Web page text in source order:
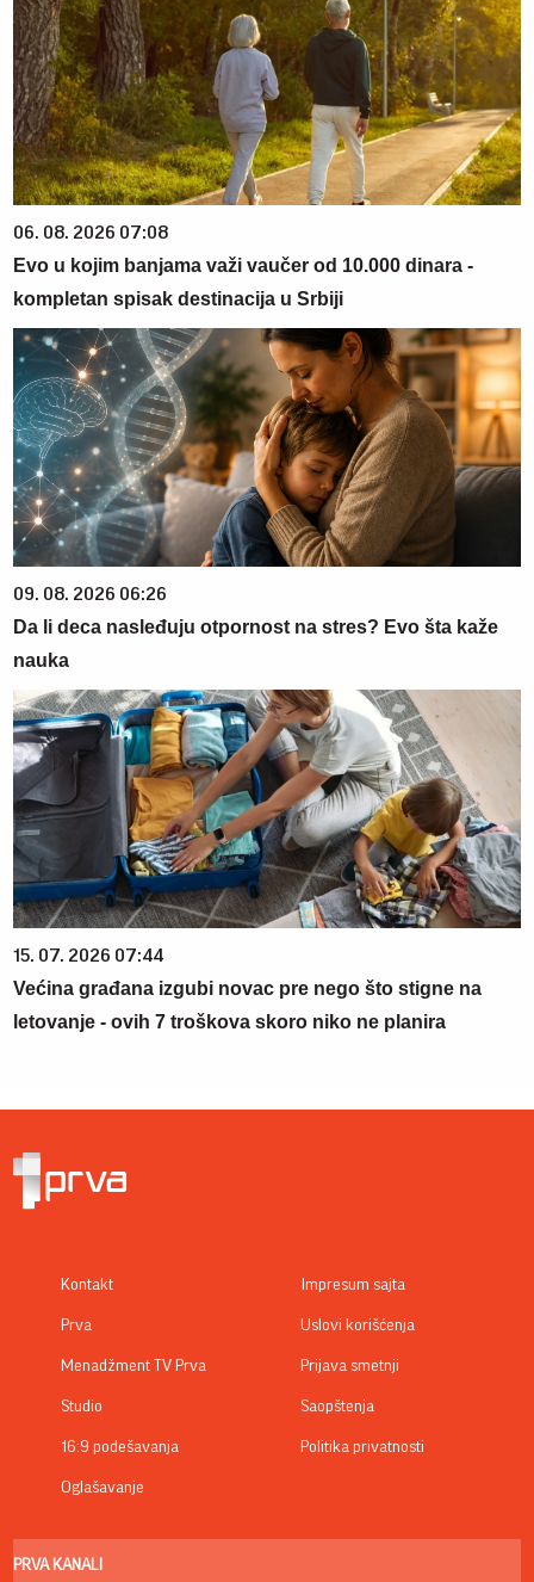
06. 08. 2026 07:08
Evo u kojim banjama važi vaučer od 10.000 dinara -
kompletan spisak destinacija u Srbiji
09. 08. 2026 06:26
Da li deca nasleđuju otpornost na stres? Evo šta kaže
nauka
15. 07. 2026 07:44
Većina građana izgubi novac pre nego što stigne na
letovanje - ovih 7 troškova skoro niko ne planira
Kontakt
Prva
Menadžment TV Prva
Studio
16:9 podešavanja
Oglašavanje
Impresum sajta
Uslovi korišćenja
Prijava smetnji
Saopštenja
Politika privatnosti
PRVA KANALI